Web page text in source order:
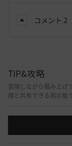
コメント 2
TIP&攻略
冒険しながら積み上げ
様と共有できる掲示板で